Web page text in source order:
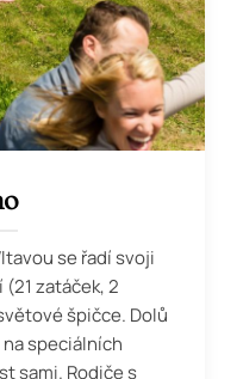
se řadí svoji
zatáček, 2
špičce. Dolů
speciálních
sami. Rodiče s